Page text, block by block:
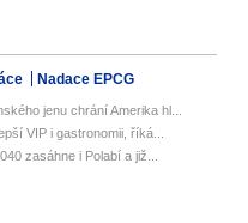
Nadace EPCG
jenu chrání Amerika hl...
VIP i gastronomii, říká...
zasáhne i Polabí a již...